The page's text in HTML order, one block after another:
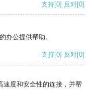
支持[0] 反对[0]
办公提供帮助。
支持[0] 反对[0]
速度和安全性的连接，并帮